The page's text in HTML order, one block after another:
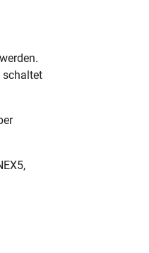
schaltet